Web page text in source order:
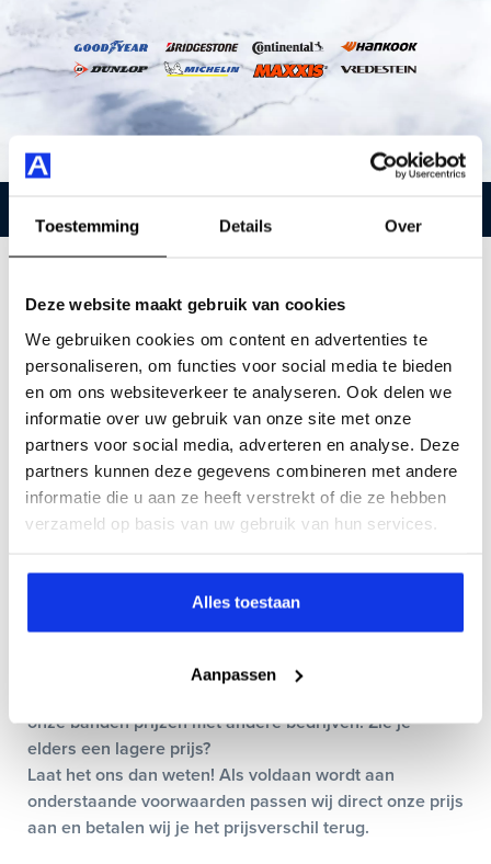
Toestemming Details Over
Deze website maakt gebruik van cookies
We gebruiken cookies om content en advertenties te
personaliseren, om functies voor social media te bieden
en om ons websiteverkeer te analyseren. Ook delen we
informatie over uw gebruik van onze site met onze
partners voor social media, adverteren en analyse. Deze
partners kunnen deze gegevens combineren met andere
informatie die u aan ze heeft verstrekt of die ze hebben
verzameld op basis van uw gebruik van hun services.
Alles toestaan
Aanpassen
veiligheid
Wist je dat een winterband al effectief is onder de 8
graden? De samenstelling van het rubber en het
speciale
profiel geeft veel meer grip bij sneeuw, ijs en natte
omstandigheden.
complete bandenprogramma. Met onze ‘keiharde
prijsgarantie’ betaal je nooit te veel voor de aanschaf
onze banden prijzen met andere bedrijven. Zie je
elders een lagere prijs?
Laat het ons dan weten! Als voldaan wordt aan
onderstaande voorwaarden passen wij direct onze prijs
aan en betalen wij je het prijsverschil terug.